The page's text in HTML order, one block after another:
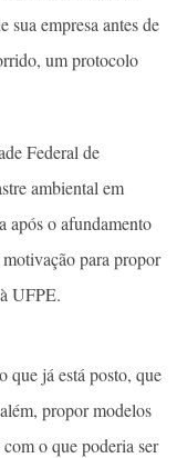
sua empresa antes de
um protocolo
Federal de
ambiental em
após o afundamento
para propor
UFPE.
que já está posto, que
propor modelos
o que poderia ser